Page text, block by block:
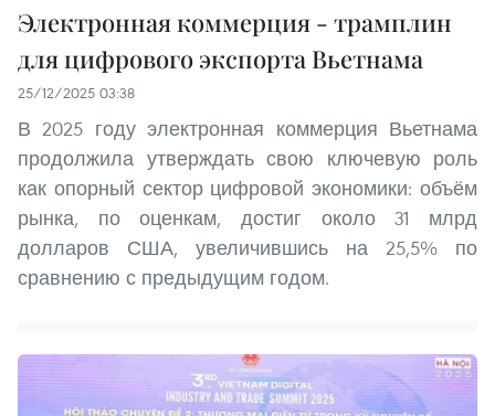
Электронная коммерция - трамплин
для цифрового экспорта Вьетнама
25/12/2025 03:38
В 2025 году электронная коммерция Вьетнама
продолжила утверждать свою ключевую роль
как опорный сектор цифровой экономики: объём
рынка, по оценкам, достиг около 31 млрд
долларов США, увеличившись на 25,5% по
сравнению с предыдущим годом.